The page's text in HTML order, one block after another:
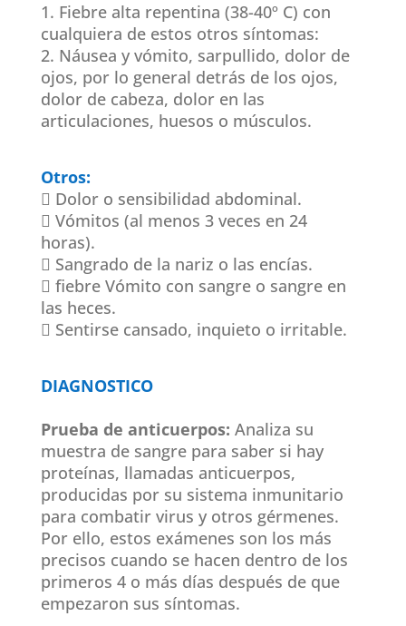
1. Fiebre alta repentina (38-40º C) con
cualquiera de estos otros síntomas:
2. Náusea y vómito, sarpullido, dolor de
ojos, por lo general detrás de los ojos,
dolor de cabeza, dolor en las
articulaciones, huesos o músculos.
Otros:
 Dolor o sensibilidad abdominal.
 Vómitos (al menos 3 veces en 24
horas).
 Sangrado de la nariz o las encías.
 fiebre Vómito con sangre o sangre en
las heces.
 Sentirse cansado, inquieto o irritable.
DIAGNOSTICO
Prueba de anticuerpos: Analiza su
muestra de sangre para saber si hay
proteínas, llamadas anticuerpos,
producidas por su sistema inmunitario
para combatir virus y otros gérmenes.
Por ello, estos exámenes son los más
precisos cuando se hacen dentro de los
primeros 4 o más días después de que
empezaron sus síntomas.